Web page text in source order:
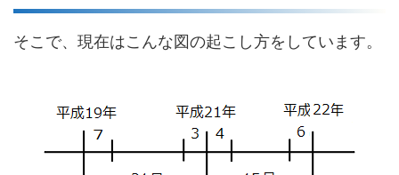
そこで、現在はこんな図の起こし方をしています。